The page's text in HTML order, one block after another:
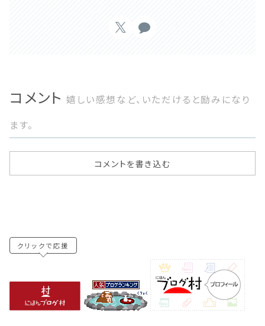
コメント 嬉しい感想など、いただけると励みになり
ます。
コメントを書き込む
クリックで応援